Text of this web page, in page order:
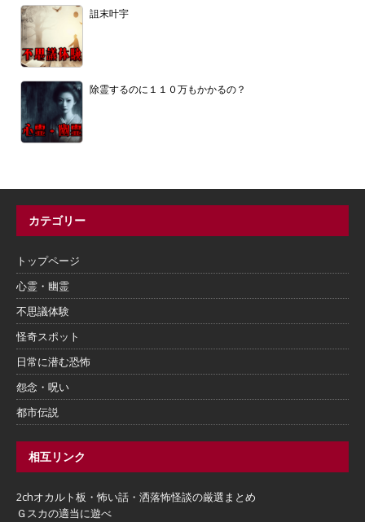
詛末叶宇
除霊するのに１１０万もかかるの？
カテゴリー
トップページ
心霊・幽霊
不思議体験
怪奇スポット
日常に潜む恐怖
怨念・呪い
都市伝説
相互リンク
2chオカルト板・怖い話・洒落怖怪談の厳選まとめ
Ｇスカの適当に遊べ